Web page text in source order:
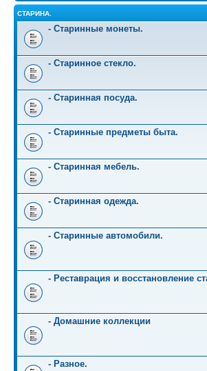
СТАРИНА.
- Старинные монеты.
- Старинное стекло.
- Старинная посуда.
- Старинные предметы быта.
- Старинная мебель.
- Старинная одежда.
- Старинные автомобили.
- Реставрация и восстановление
- Домашние коллекции
- Разное.